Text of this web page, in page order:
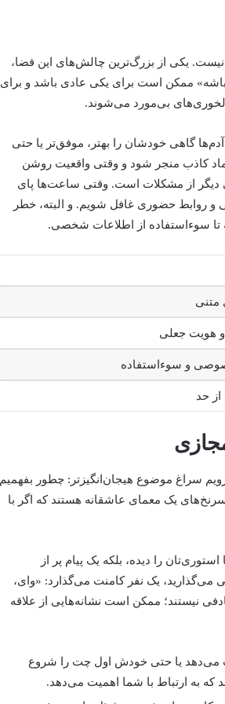
نیست. یکی از بزرگ‌ترین چالش‌های این فضا،
ممکن است برای یکی عادی باشد و برای
بی‌مورد می‌شوند.
گاهی خودشان را بهتر، موفق‌تر یا حتی
کاذب منجر شود و وقتی واقعیت روشن
دیگر از مشکلات است. وقتی ساعت‌ها پای
روابط حضوری غافل شویم. و البته، خطر
سوءاستفاده از اطلاعات شخصی.
متنی
هویت جعلی
و سوءاستفاده
حد
سراغ موضوع هیجان‌انگیزتر: چطور بفهمیم
یک معمای عاشقانه هستند که اگر با
را دیده، بلکه یک پیام پر از
می‌گذارید، یک نفر کامنت می‌گذارد: «وای،
نیستند؛ ممکن است نشانه‌هایی از علاقه
می‌دهد یا حتی خودش اول چت را شروع
که به ارتباط با شما اهمیت می‌دهد.